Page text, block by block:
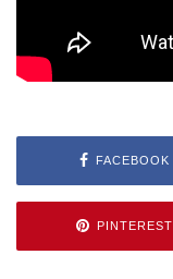
FACEBOOK
PINTEREST